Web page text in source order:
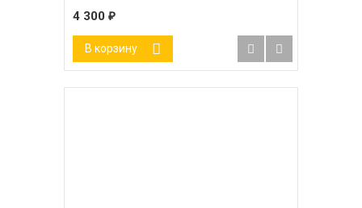
4 300 ₽
В корзину